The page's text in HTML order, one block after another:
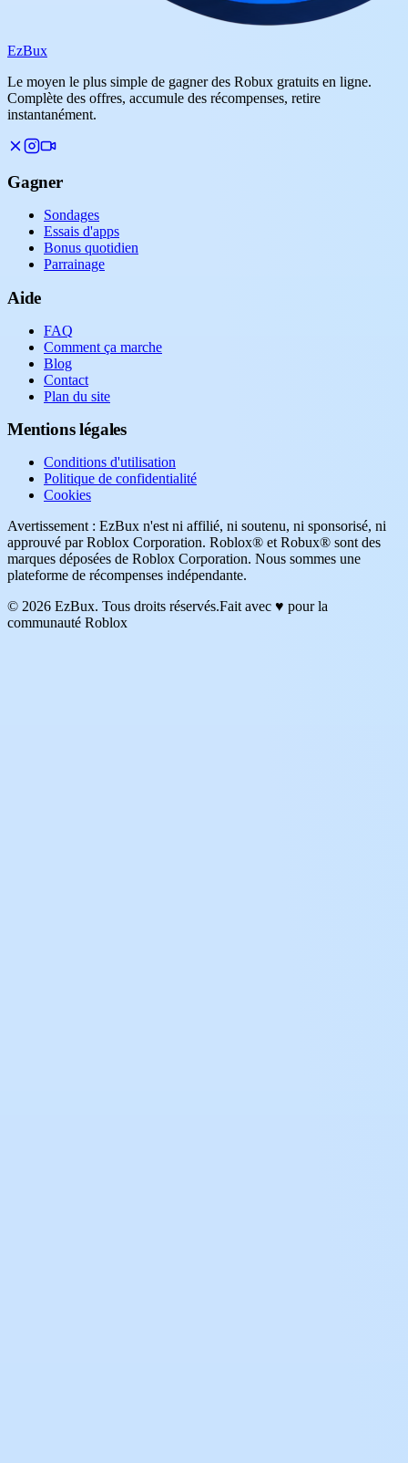
EzBux
Le moyen le plus simple de gagner des Robux gratuits en ligne.
Complète des offres, accumule des récompenses, retire
instantanément.
Gagner
Sondages
Essais d'apps
Bonus quotidien
Parrainage
Aide
FAQ
Comment ça marche
Blog
Contact
Plan du site
Mentions légales
Conditions d'utilisation
Politique de confidentialité
Cookies
Avertissement : EzBux n'est ni affilié, ni soutenu, ni sponsorisé, ni
approuvé par Roblox Corporation. Roblox® et Robux® sont des
marques déposées de Roblox Corporation. Nous sommes une
plateforme de récompenses indépendante.
© 2026 EzBux. Tous droits réservés.Fait avec ♥ pour la
communauté Roblox